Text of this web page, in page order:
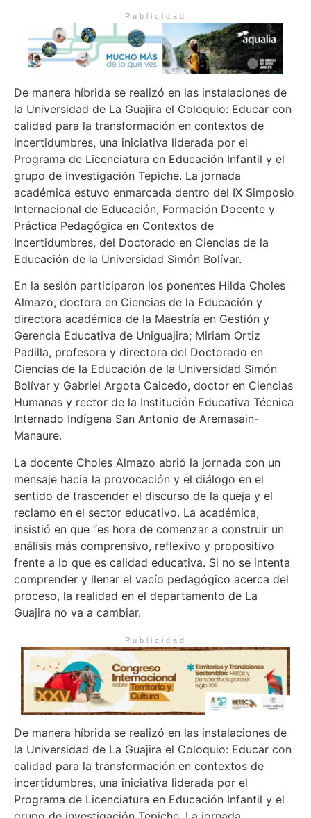
Publicidad
De manera híbrida se realizó en las instalaciones de
la Universidad de La Guajira el Coloquio: Educar con
calidad para la transformación en contextos de
incertidumbres, una iniciativa liderada por el
Programa de Licenciatura en Educación Infantil y el
grupo de investigación Tepiche. La jornada
académica estuvo enmarcada dentro del IX Simposio
Internacional de Educación, Formación Docente y
Práctica Pedagógica en Contextos de
Incertidumbres, del Doctorado en Ciencias de la
Educación de la Universidad Simón Bolívar.
En la sesión participaron los ponentes Hilda Choles
Almazo, doctora en Ciencias de la Educación y
directora académica de la Maestría en Gestión y
Gerencia Educativa de Uniguajira; Miriam Ortiz
Padilla, profesora y directora del Doctorado en
Ciencias de la Educación de la Universidad Simón
Bolívar y Gabriel Argota Caicedo, doctor en Ciencias
Humanas y rector de la Institución Educativa Técnica
Internado Indígena San Antonio de Aremasain-
Manaure.
La docente Choles Almazo abrió la jornada con un
mensaje hacia la provocación y el diálogo en el
sentido de trascender el discurso de la queja y el
reclamo en el sector educativo. La académica,
insistió en que “es hora de comenzar a construir un
análisis más comprensivo, reflexivo y propositivo
frente a lo que es calidad educativa. Si no se intenta
comprender y llenar el vacío pedagógico acerca del
proceso, la realidad en el departamento de La
Guajira no va a cambiar.
Publicidad
De manera híbrida se realizó en las instalaciones de
la Universidad de La Guajira el Coloquio: Educar con
calidad para la transformación en contextos de
incertidumbres, una iniciativa liderada por el
Programa de Licenciatura en Educación Infantil y el